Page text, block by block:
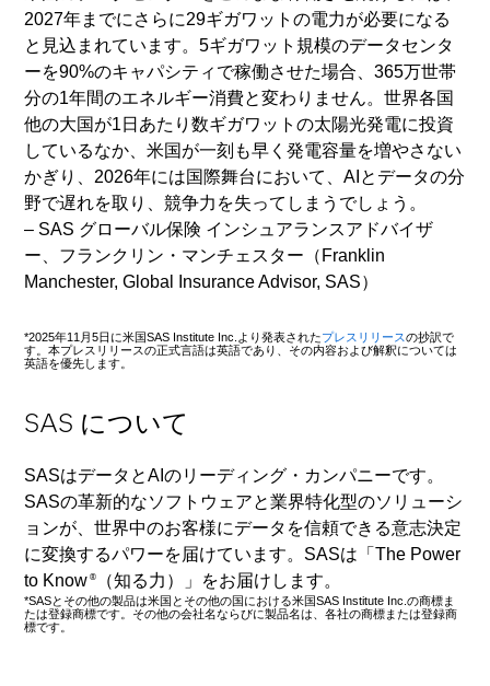
2027年までにさらに29ギガワットの電力が必要になる
と見込まれています。5ギガワット規模のデータセンタ
ーを90%のキャパシティで稼働させた場合、365万世帯
分の1年間のエネルギー消費と変わりません。世界各国
他の大国が1日あたり数ギガワットの太陽光発電に投資
しているなか、米国が一刻も早く発電容量を増やさない
かぎり、2026年には国際舞台において、AIとデータの分
野で遅れを取り、競争力を失ってしまうでしょう。
– SAS グローバル保険 インシュアランスアドバイザ
ー、フランクリン・マンチェスター（Franklin
Manchester, Global Insurance Advisor, SAS）
*2025年11月5日に米国SAS Institute Inc.より発表されたプレスリリースの抄訳で
す。本プレスリリースの正式言語は英語であり、その内容および解釈については
英語を優先します。
SAS について
SASはデータとAIのリーディング・カンパニーです。
SASの革新的なソフトウェアと業界特化型のソリューシ
ョンが、世界中のお客様にデータを信頼できる意志決定
に変換するパワーを届けています。SASは「The Power
to Know ®（知る力）」をお届けします。
*SASとその他の製品は米国とその他の国における米国SAS Institute Inc.の商標ま
たは登録商標です。その他の会社名ならびに製品名は、各社の商標または登録商
標です。